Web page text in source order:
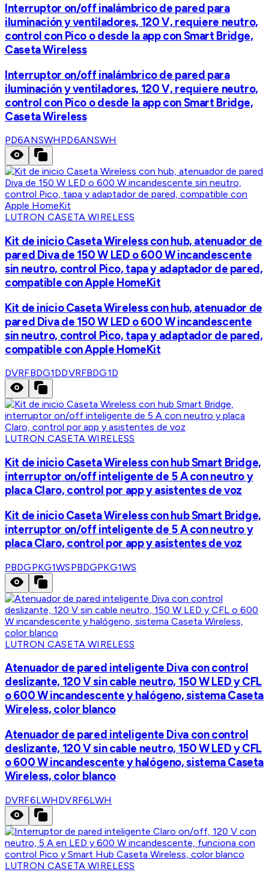
Interruptor on/off inalámbrico de pared para
iluminación y ventiladores, 120 V, requiere neutro,
control con Pico o desde la app con Smart Bridge,
Caseta Wireless
Interruptor on/off inalámbrico de pared para
iluminación y ventiladores, 120 V, requiere neutro,
control con Pico o desde la app con Smart Bridge,
Caseta Wireless
PD6ANSWHPD6ANSWH
LUTRON CASETA WIRELESS
Kit de inicio Caseta Wireless con hub, atenuador de
pared Diva de 150 W LED o 600 W incandescente
sin neutro, control Pico, tapa y adaptador de pared,
compatible con Apple HomeKit
Kit de inicio Caseta Wireless con hub, atenuador de
pared Diva de 150 W LED o 600 W incandescente
sin neutro, control Pico, tapa y adaptador de pared,
compatible con Apple HomeKit
DVRFBDG1DDVRFBDG1D
LUTRON CASETA WIRELESS
Kit de inicio Caseta Wireless con hub Smart Bridge,
interruptor on/off inteligente de 5 A con neutro y
placa Claro, control por app y asistentes de voz
Kit de inicio Caseta Wireless con hub Smart Bridge,
interruptor on/off inteligente de 5 A con neutro y
placa Claro, control por app y asistentes de voz
PBDGPKG1WSPBDGPKG1WS
LUTRON CASETA WIRELESS
Atenuador de pared inteligente Diva con control
deslizante, 120 V sin cable neutro, 150 W LED y CFL
o 600 W incandescente y halógeno, sistema Caseta
Wireless, color blanco
Atenuador de pared inteligente Diva con control
deslizante, 120 V sin cable neutro, 150 W LED y CFL
o 600 W incandescente y halógeno, sistema Caseta
Wireless, color blanco
DVRF6LWHDVRF6LWH
LUTRON CASETA WIRELESS